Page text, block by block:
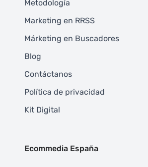
Metodología
Marketing en RRSS
Márketing en Buscadores
Blog
Contáctanos
Política de privacidad
Kit Digital
Ecommedia España